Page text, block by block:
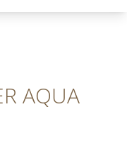
AQUA